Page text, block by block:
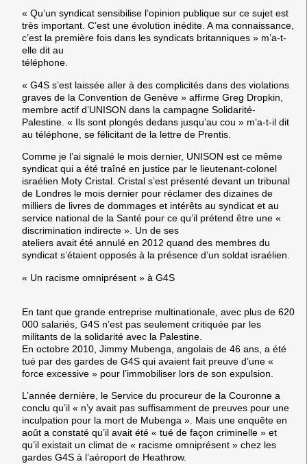
« Qu’un syndicat sensibilise l’opinion publique sur ce sujet est
très important. C’est une évolution inédite. A ma connaissance,
c’est la première fois dans les syndicats britanniques » m’a-t-
elle dit au
téléphone.
« G4S s’est laissée aller à des complicités dans des violations
graves de la Convention de Genève » affirme Greg Dropkin,
membre actif d’UNISON dans la campagne Solidarité-
Palestine. « Ils sont plongés dedans jusqu’au cou » m’a-t-il dit
au téléphone, se félicitant de la lettre de Prentis.
Comme je l’ai signalé le mois dernier, UNISON est ce même
syndicat qui a été traîné en justice par le lieutenant-colonel
israélien Moty Cristal. Cristal s’est présenté devant un tribunal
de Londres le mois dernier pour réclamer des dizaines de
milliers de livres de dommages et intérêts au syndicat et au
service national de la Santé pour ce qu’il prétend être une «
discrimination indirecte ». Un de ses
ateliers avait été annulé en 2012 quand des membres du
syndicat s’étaient opposés à la présence d’un soldat israélien.
« Un racisme omniprésent » à G4S
En tant que grande entreprise multinationale, avec plus de 620
000 salariés, G4S n’est pas seulement critiquée par les
militants de la solidarité avec la Palestine.
En octobre 2010, Jimmy Mubenga, angolais de 46 ans, a été
tué par des gardes de G4S qui avaient fait preuve d’une «
force excessive » pour l’immobiliser lors de son expulsion.
L’année dernière, le Service du procureur de la Couronne a
conclu qu’il « n’y avait pas suffisamment de preuves pour une
inculpation pour la mort de Mubenga ». Mais une enquête en
août a constaté qu’il avait été « tué de façon criminelle » et
qu’il existait un climat de « racisme omniprésent » chez les
gardes G4S à l’aéroport de Heathrow.